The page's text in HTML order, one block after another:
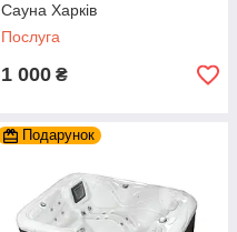
Сауна Харків
Послуга
1 000 ₴
Подарунок